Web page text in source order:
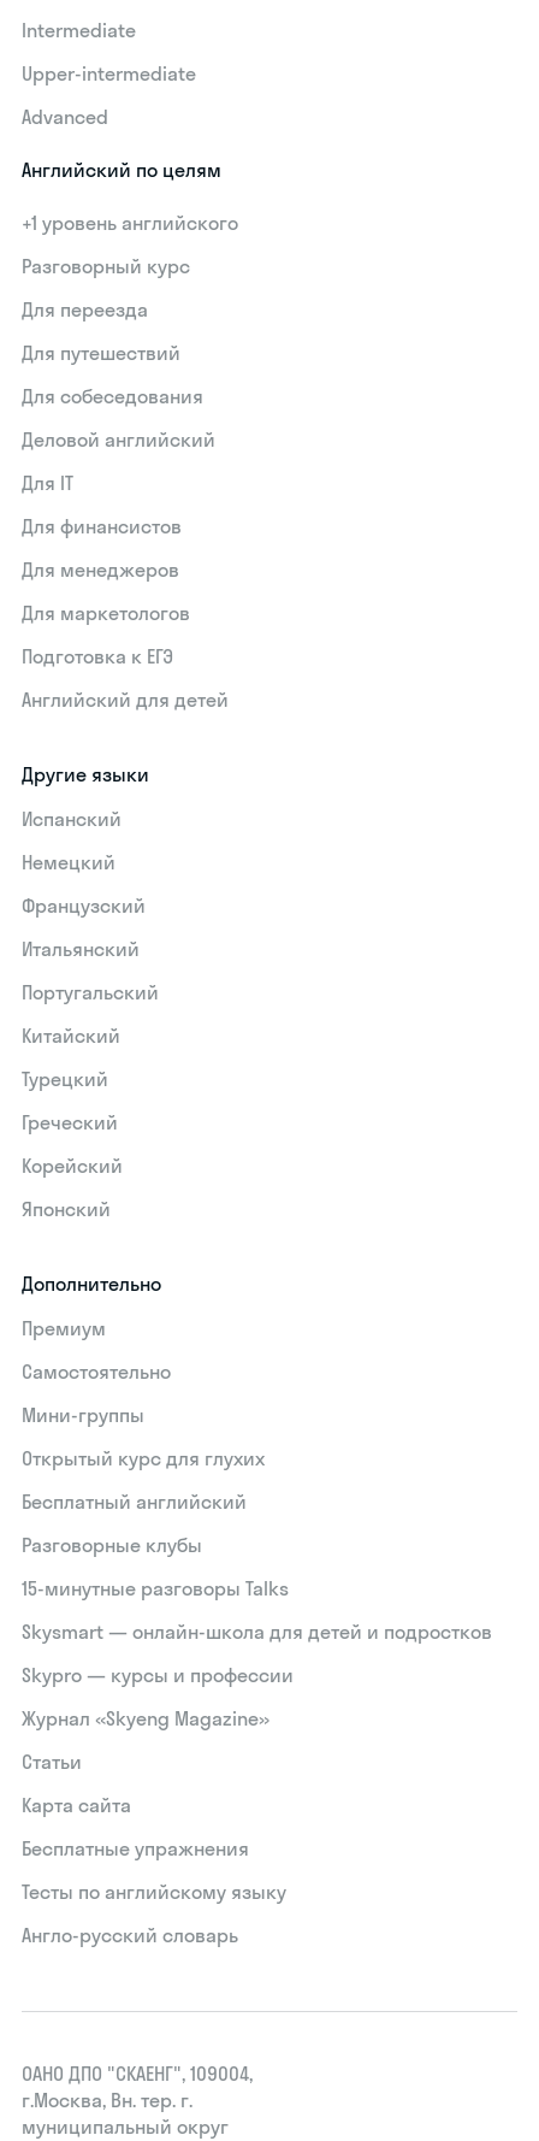
Intermediate
Upper-intermediate
Advanced
Английский по целям
+1 уровень английского
Разговорный курс
Для переезда
Для путешествий
Для собеседования
Деловой английский
Для IT
Для финансистов
Для менеджеров
Для маркетологов
Подготовка к ЕГЭ
Английский для детей
Другие языки
Испанский
Немецкий
Французский
Итальянский
Португальский
Китайский
Турецкий
Греческий
Корейский
Японский
Дополнительно
Премиум
Самостоятельно
Мини-группы
Открытый курс для глухих
Бесплатный английский
Разговорные клубы
15‑минутные разговоры Talks
Skysmart — онлайн-школа для детей и подростков
Skypro — курсы и профессии
Журнал «Skyeng Magazine»
Статьи
Карта сайта
Бесплатные упражнения
Тесты по английскому языку
Англо-русский словарь
ОАНО ДПО "СКАЕНГ", 109004,
г.Москва, Вн. тер. г.
муниципальный округ